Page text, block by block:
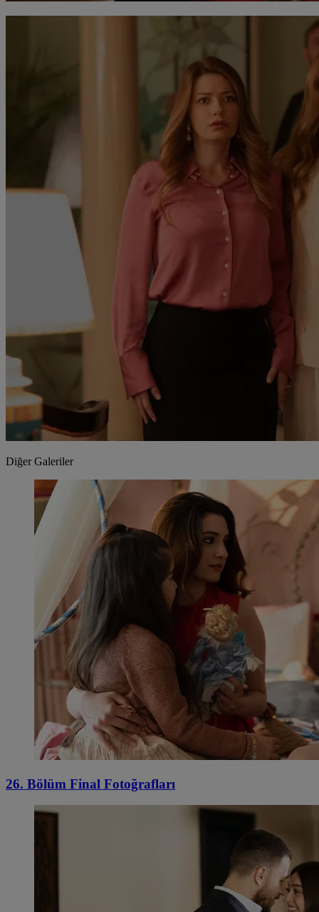
Diğer Galeriler
26. Bölüm Final Fotoğrafları